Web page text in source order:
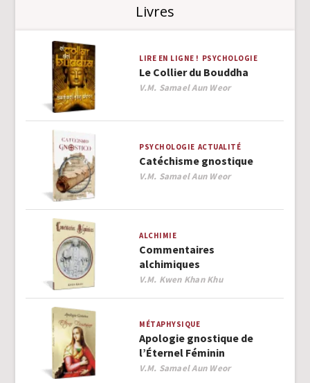
Livres
LIRE EN LIGNE ! PSYCHOLOGIE
Le Collier du Bouddha
Author
V.M. Samael Aun Weor
PSYCHOLOGIE ACTUALITÉ
Catéchisme gnostique
Author
V.M. Samael Aun Weor
ALCHIMIE
Commentaires
alchimiques
Author
V.M. Kwen Khan Khu
MÉTAPHYSIQUE
Apologie gnostique de
l’Éternel Féminin
Author
V.M. Samael Aun Weor